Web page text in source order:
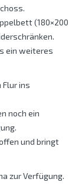
(180×200
ein weiteres
Flur ins
noch ein
und bringt
zur Verfügung.